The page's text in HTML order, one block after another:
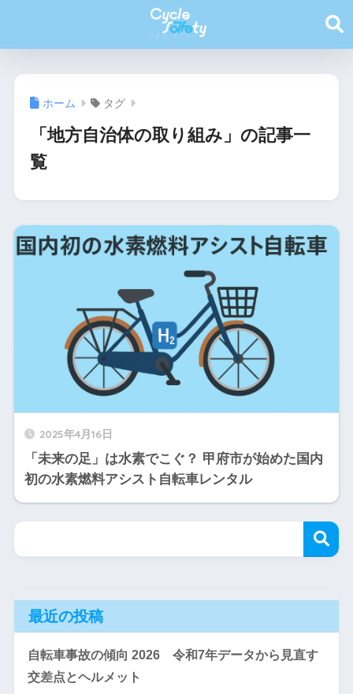
ホーム タグ
「地方自治体の取り組み」の記事一
覧
2025年4月16日
「未来の足」は水素でこぐ？ 甲府市が始めた国内
初の水素燃料アシスト自転車レンタル
最近の投稿
自転車事故の傾向 2026 令和7年データから見直す
交差点とヘルメット